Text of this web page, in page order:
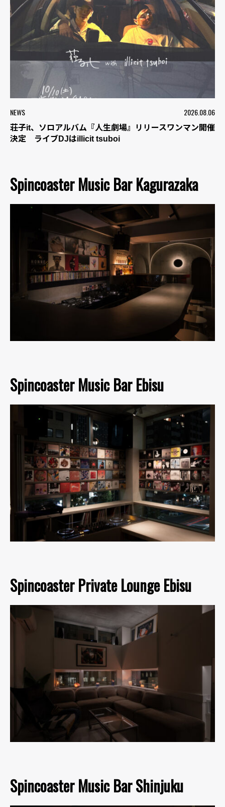
NEWS 2026.08.06
荘子it、ソロアルバム『人生劇場』リリースワンマン開催
決定 ライブDJはillicit tsuboi
Spincoaster Music Bar Kagurazaka
Spincoaster Music Bar Ebisu
Spincoaster Private Lounge Ebisu
Spincoaster Music Bar Shinjuku